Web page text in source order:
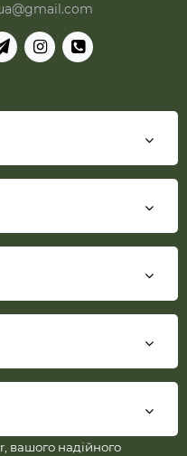
вашого надійного